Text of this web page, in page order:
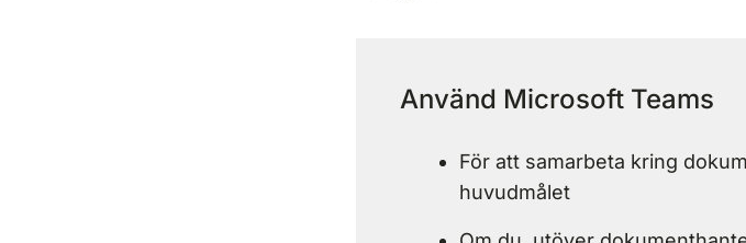
Använd Microsoft Teams
För att samarbeta kring
huvudmålet